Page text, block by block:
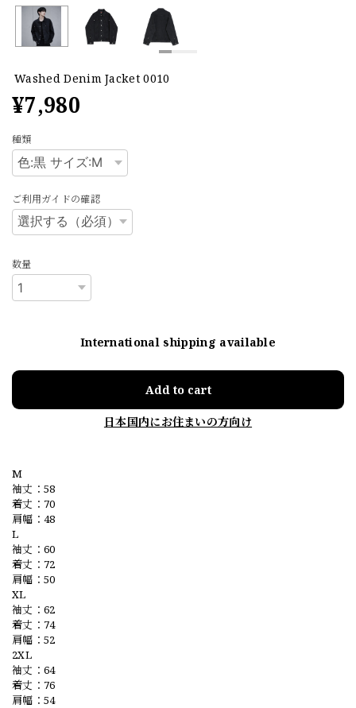
Washed Denim Jacket 0010
¥7,980
種類
ご利用ガイドの確認
数量
International shipping available
Add to cart
日本国内にお住まいの方向け
M
袖丈：58
着丈：70
肩幅：48
L
袖丈：60
着丈：72
肩幅：50
XL
袖丈：62
着丈：74
肩幅：52
2XL
袖丈：64
着丈：76
肩幅：54